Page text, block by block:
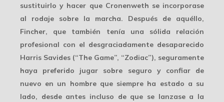
sustituirlo y hacer que Cronenweth se incorporase
al rodaje sobre la marcha. Después de aquéllo,
Fincher, que también tenía una sólida relación
profesional con el desgraciadamente desaparecido
Harris Savides (“The Game”, “Zodiac”), seguramente
haya preferido jugar sobre seguro y confiar de
nuevo en un hombre que siempre ha estado a su
lado, desde antes incluso de que se lanzase a la